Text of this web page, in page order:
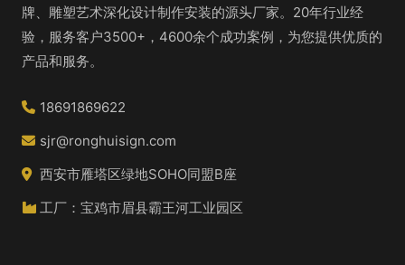
牌、雕塑艺术深化设计制作安装的源头厂家。20年行业经
验，服务客户3500+，4600余个成功案例，为您提供优质的
产品和服务。
18691869622
sjr@ronghuisign.com
西安市雁塔区绿地SOHO同盟B座
工厂：宝鸡市眉县霸王河工业园区